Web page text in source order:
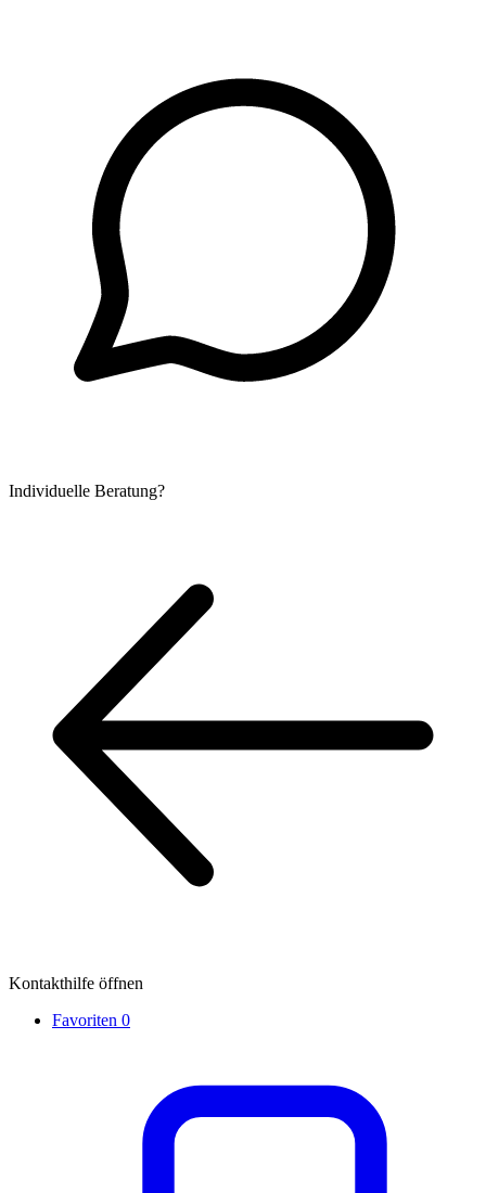
Individuelle Beratung?
Kontakthilfe öffnen
Favoriten 0